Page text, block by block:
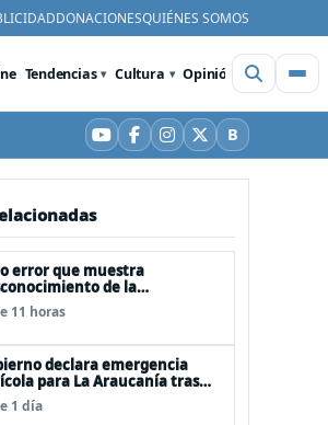
DONACIONESQUIÉNES SOMOS
Tendencias Cultura Opinión Videos
YouTube
Facebook
Instagram
X BBluesky
error que muestra
de la
Artículo 1 consagra
la seguridad nacional y
11 horas
declara emergencia
para La Araucanía tras
por pasos de sistemas
1 día